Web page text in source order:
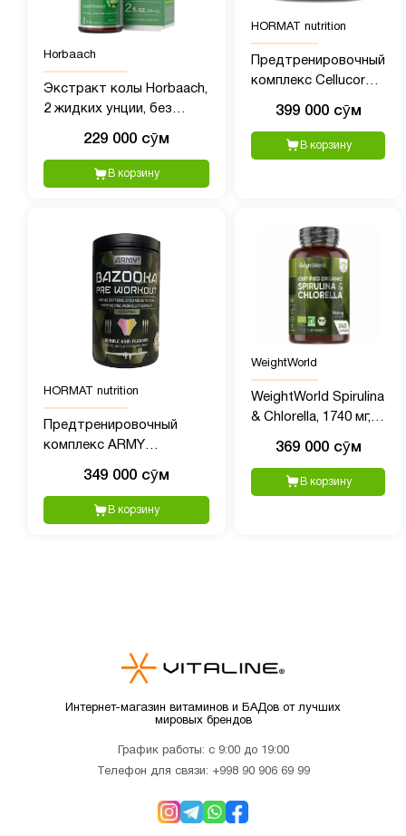
Horbaach
Экстракт колы Horbaach,
2 жидких унции, без
сверхконцентрированная
жидкая травяная
добавка, вегетарианская,
229 000 сӯм
В корзину
HORMAT nutrition
Предтренировочный
комплекс Cellucor
399 000 сӯм
В корзину
HORMAT nutrition
Предтренировочный
комплекс ARMY
40 порций, 380 гр пищвая
добавка
349 000 сӯм
В корзину
WeightWorld
WeightWorld Spirulina
& Chlorella, 1740 мг,
369 000 сӯм
В корзину
Интернет-магазин витаминов и БАДов от лучших
мировых брендов
График работы: с 9:00 до 19:00
Телефон для связи: +998 90 906 69 99